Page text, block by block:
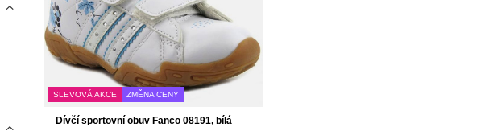
SLEVOVÁ AKCE ZMĚNA CENY
Dívčí sportovní obuv Fanco 08191, bílá